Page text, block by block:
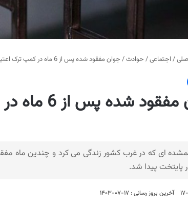
/ اجتماعی/ حوادث/ جوان مفقود شده پس از 6 ماه در کمپ ترک اعتیاد پیدا شد
جوان
ای که در غرب کشور زندگی می کرد و چندین ماه
پایتخت پیدا شد.
آخرین بروز رسانی : ۱۷-۰۷-۱۴۰۳